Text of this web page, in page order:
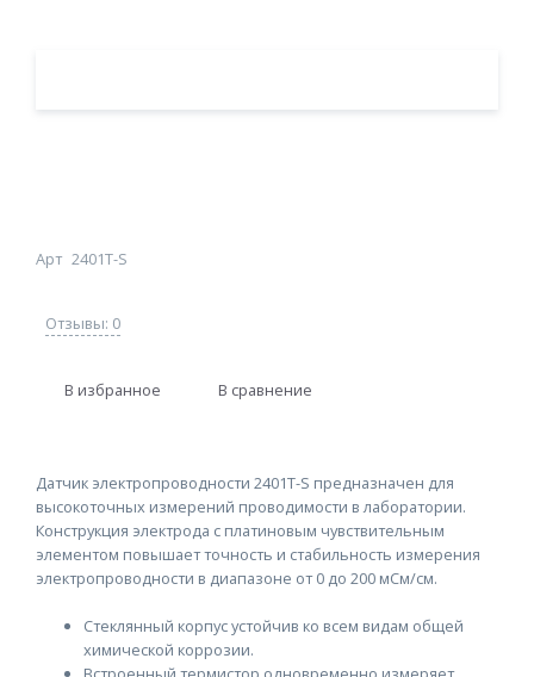
Арт 2401T-S
Отзывы: 0
В избранное В сравнение
Датчик электропроводности 2401T-S предназначен для
высокоточных измерений проводимости в лаборатории.
Конструкция электрода с платиновым чувствительным
элементом повышает точность и стабильность измерения
электропроводности в диапазоне от 0 до 200 мСм/см.
Стеклянный корпус устойчив ко всем видам общей
химической коррозии.